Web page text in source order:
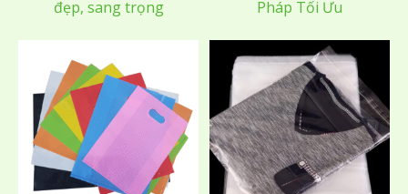
đẹp, sang trọng
Pháp Tối Ưu